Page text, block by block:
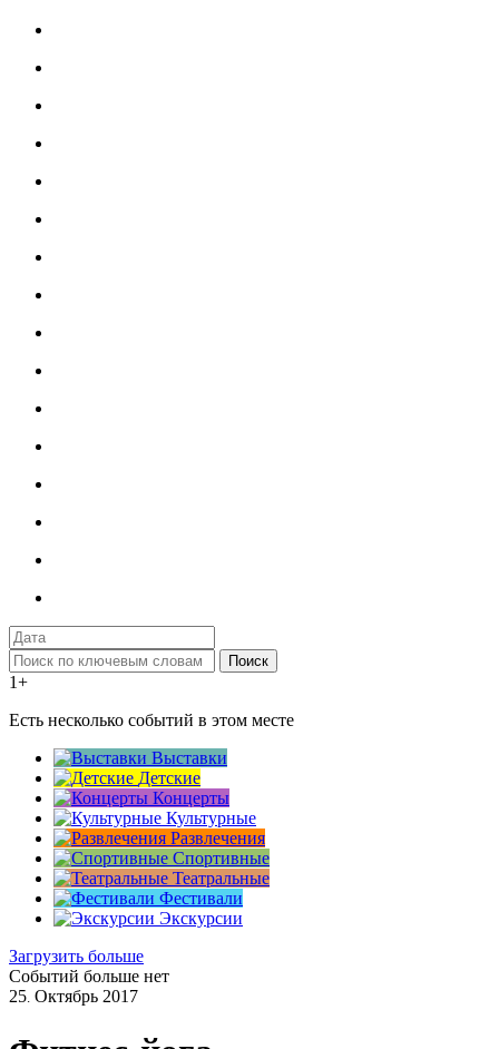
Поиск
1+
Есть несколько событий в этом месте
Выставки
Детские
Концерты
Культурные
Развлечения
Спортивные
Театральные
Фестивали
Экскурсии
Загрузить больше
Событий больше нет
25. Октябрь 2017